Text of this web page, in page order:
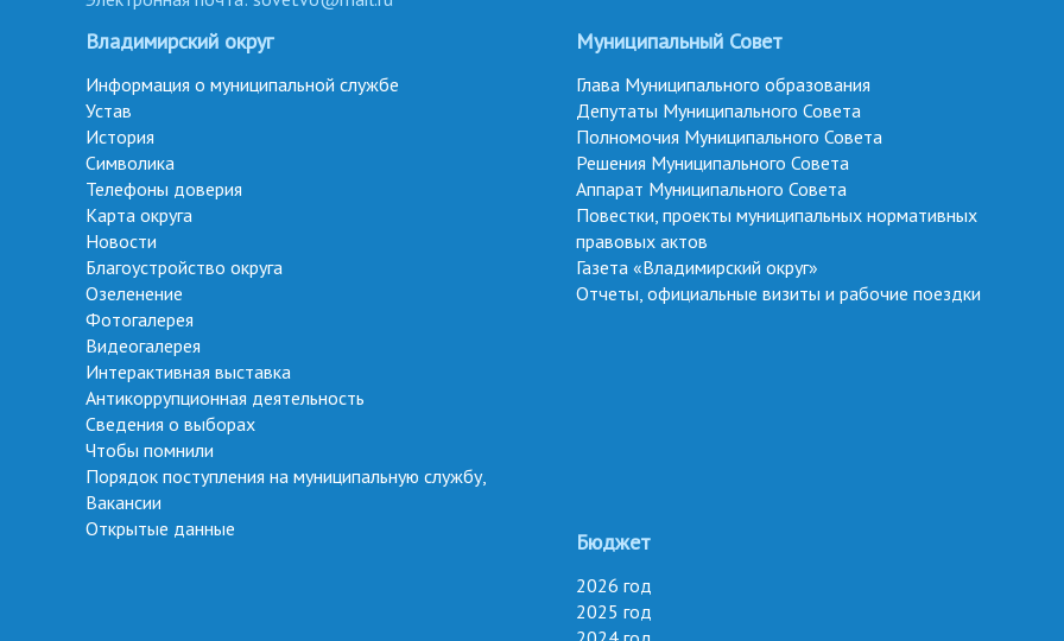
Владимирский округ
Информация о муниципальной службе
Устав
История
Символика
Телефоны доверия
Карта округа
Новости
Благоустройство округа
Озеленение
Фотогалерея
Видеогалерея
Интерактивная выставка
Антикоррупционная деятельность
Сведения о выборах
Чтобы помнили
Порядок поступления на муниципальную службу,
Вакансии
Открытые данные
Муниципальный Совет
Глава Муниципального образования
Депутаты Муниципального Совета
Полномочия Муниципального Совета
Решения Муниципального Совета
Аппарат Муниципального Совета
Повестки, проекты муниципальных нормативных
правовых актов
Газета «Владимирский округ»
Отчеты, официальные визиты и рабочие поездки
Бюджет
2026 год
2025 год